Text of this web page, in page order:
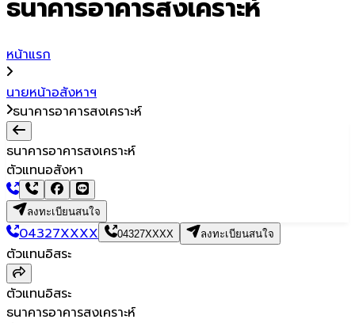
ธนาคารอาคารสงเคราะห์
หน้าแรก
นายหน้าอสังหาฯ
ธนาคารอาคารสงเคราะห์
ธนาคารอาคารสงเคราะห์
ตัวแทนอสังหา
ลงทะเบียนสนใจ
04327XXXX 04327XXXX ลงทะเบียนสนใจ
ตัวแทนอิสระ
ตัวแทนอิสระ
ธนาคารอาคารสงเคราะห์